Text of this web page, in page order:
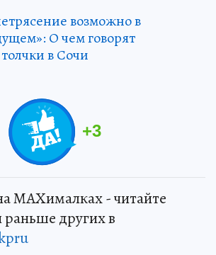
возможно в
О чем говорят
в Сочи
+3
MAXималках - читайте
других в